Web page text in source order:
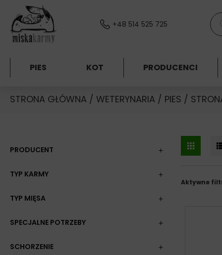
Skocz do treści
+48 514 525 725
PIES KOT PRODUCENCI
STRONA GŁÓWNA / WETERYNARIA / PIES /
Aktywne
PRODUCENT
TYP KARMY
TYP MIĘSA
SPECJALNE POTRZEBY
SCHORZENIE